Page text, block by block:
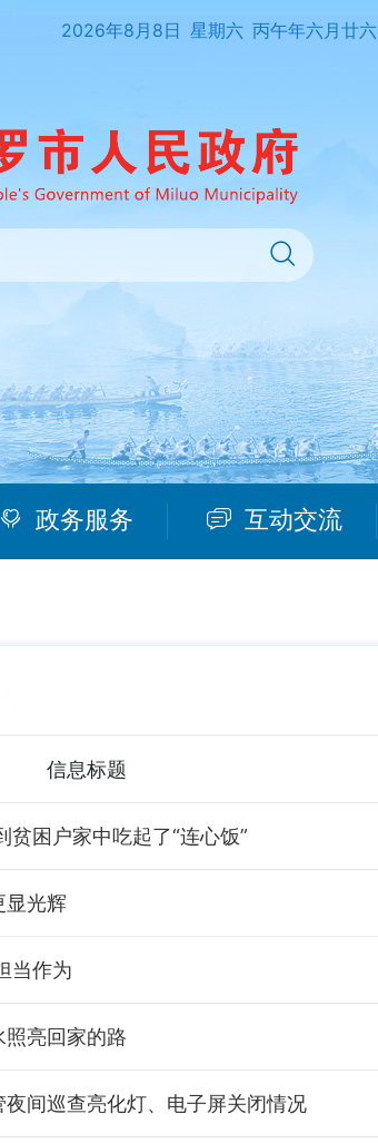
2026年8月8日 星期六 丙午年六月廿六
政务服务 互动交流
信息标题
贫困户家中吃起了“连心饭”
显光辉
当作为
亮回家的路
间巡查亮化灯、电子屏关闭情况